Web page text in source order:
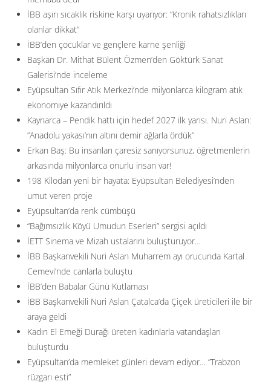
İBB aşırı sıcaklık riskine karşı uyarıyor: ”Kronik rahatsızlıkları
olanlar dikkat”
İBB’den çocuklar ve gençlere karne şenliği
Başkan Dr. Mithat Bülent Özmen’den Göktürk Sanat
Galerisi’nde inceleme
Eyüpsultan Sıfır Atık Merkezi’nde milyonlarca kilogram atık
ekonomiye kazandırıldı
Kaynarca – Pendik hattı için hedef 2027 ilk yarısı. Nuri Aslan:
”Anadolu yakası’nın altını demir ağlarla ördük”
Erkan Baş: Bu insanları çaresiz sanıyorsunuz, öğretmenlerin
arkasında milyonlarca onurlu insan var!
198 Kilodan yeni bir hayata: Eyüpsultan Belediyesi’nden
umut veren proje
Eyüpsultan’da renk cümbüşü
“Bağımsızlık Köyü Umudun Eserleri” sergisi açıldı
İETT Sinema ve Mizah ustalarını buluşturuyor…
İBB Başkanvekili Nuri Aslan Muharrem ayı orucunda Kartal
Cemevi’nde canlarla buluştu
İBB’den Babalar Günü Kutlaması
İBB Başkanvekili Nuri Aslan Çatalca’da Çiçek üreticileri ile bir
araya geldi
Kadın El Emeği Durağı üreten kadınlarla vatandaşları
buluşturdu
Eyüpsultan’da memleket günleri devam ediyor… ”Trabzon
rüzgarı esti”